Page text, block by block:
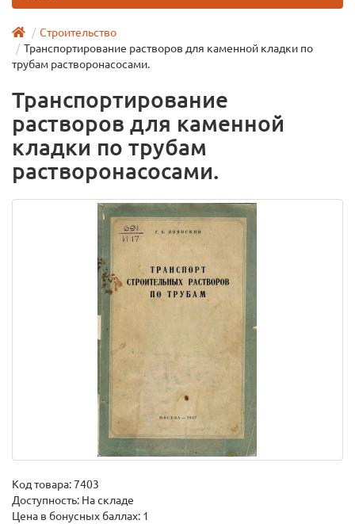
Строительство
Транспортирование растворов для каменной кладки по
трубам растворонасосами.
Транспортирование
растворов для каменной
кладки по трубам
растворонасосами.
Код товара:7403
Доступность: На складе
Цена в бонусных баллах: 1